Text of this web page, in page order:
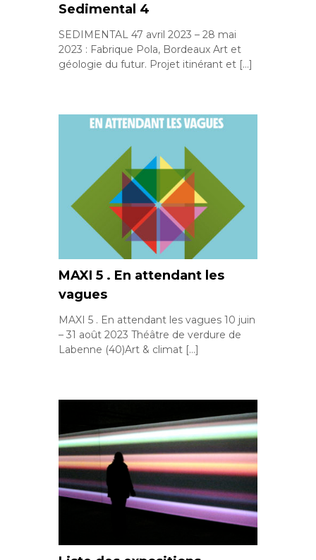
Sedimental 4
SEDIMENTAL 47 avril 2023 – 28 mai
2023 : Fabrique Pola, Bordeaux Art et
géologie du futur. Projet itinérant et […]
MAXI 5 . En attendant les
vagues
MAXI 5 . En attendant les vagues 10 juin
– 31 août 2023 Théâtre de verdure de
Labenne (40)Art & climat […]